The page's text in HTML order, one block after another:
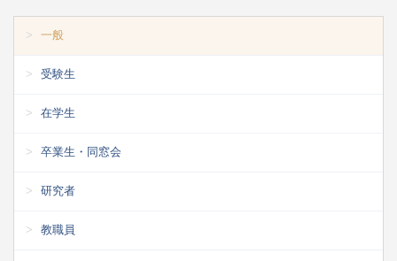
一般
受験生
在学生
卒業生・同窓会
研究者
教職員